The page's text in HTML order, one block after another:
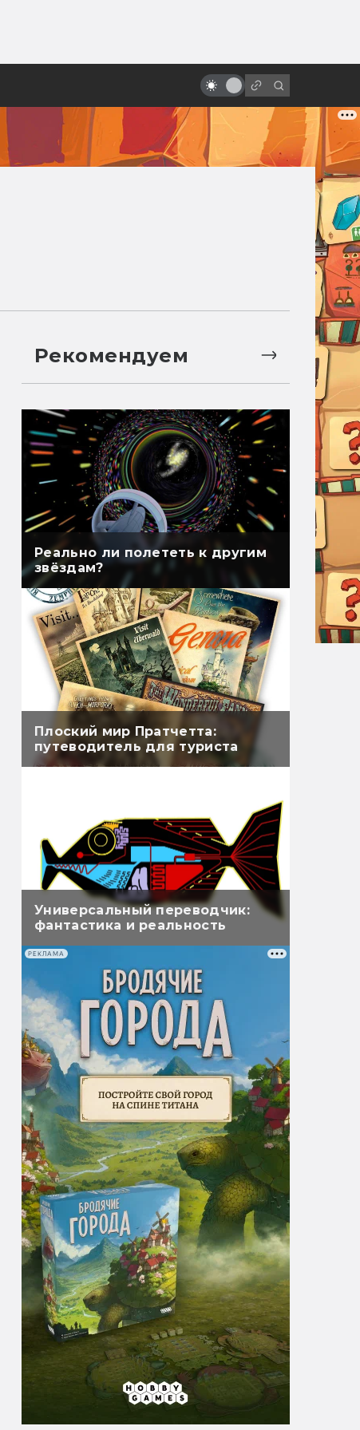
дикой спешке
Рекомендуем
Реально ли полететь к другим
звёздам?
Плоский мир Пратчетта:
путеводитель для туриста
Универсальный переводчик:
фантастика и реальность
РЕКЛАМА